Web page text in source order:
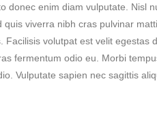
donec enim diam vulputate.
viverra nibh cras pulvinar
volutpat est velit
fermentum odio eu. Morbi
Vulputate sapien nec sagittis